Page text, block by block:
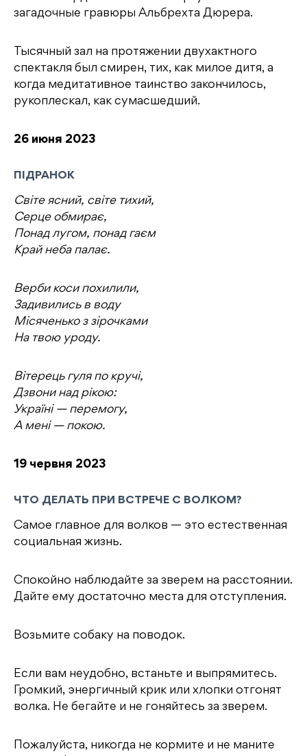
загадочные гравюры Альбрехта Дюрера.
Тысячный зал на протяжении двухактного
спектакля был смирен, тих, как милое дитя, а
когда медитативное таинство закончилось,
рукоплескал, как сумасшедший.
26 июня 2023
ПІДРАНОК
Світе ясний, світе тихий,
Серце обмирає,
Понад лугом, понад гаєм
Край неба палає.
Верби коси похилили,
Задивились в воду
Місяченько з зірочками
На твою уроду.
Вітерець гуля по кручі,
Дзвони над рікою:
Україні — перемогу,
А мені — покою.
19 червня 2023
ЧТО ДЕЛАТЬ ПРИ ВСТРЕЧЕ С ВОЛКОМ?
Самое главное для волков — это естественная
социальная жизнь.
Спокойно наблюдайте за зверем на расстоянии.
Дайте ему достаточно места для отступления.
Возьмите собаку на поводок.
Если вам неудобно, встаньте и выпрямитесь.
Громкий, энергичный крик или хлопки отгонят
волка. Не бегайте и не гоняйтесь за зверем.
Пожалуйста, никогда не кормите и не маните